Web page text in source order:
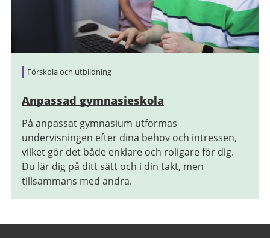
Förskola och utbildning
Anpassad gymnasieskola
På anpassat gymnasium utformas
undervisningen efter dina behov och intressen,
vilket gör det både enklare och roligare för dig.
Du lär dig på ditt sätt och i din takt, men
tillsammans med andra.